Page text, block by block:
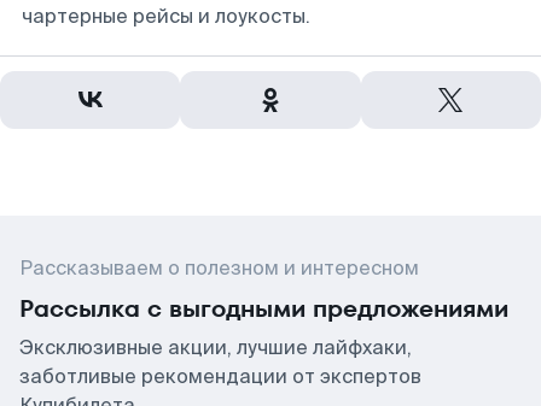
чартерные рейсы и лоукосты.
Рассказываем о полезном и интересном
Рассылка с выгодными предложениями
Эксклюзивные акции, лучшие лайфхаки,
заботливые рекомендации от экспертов